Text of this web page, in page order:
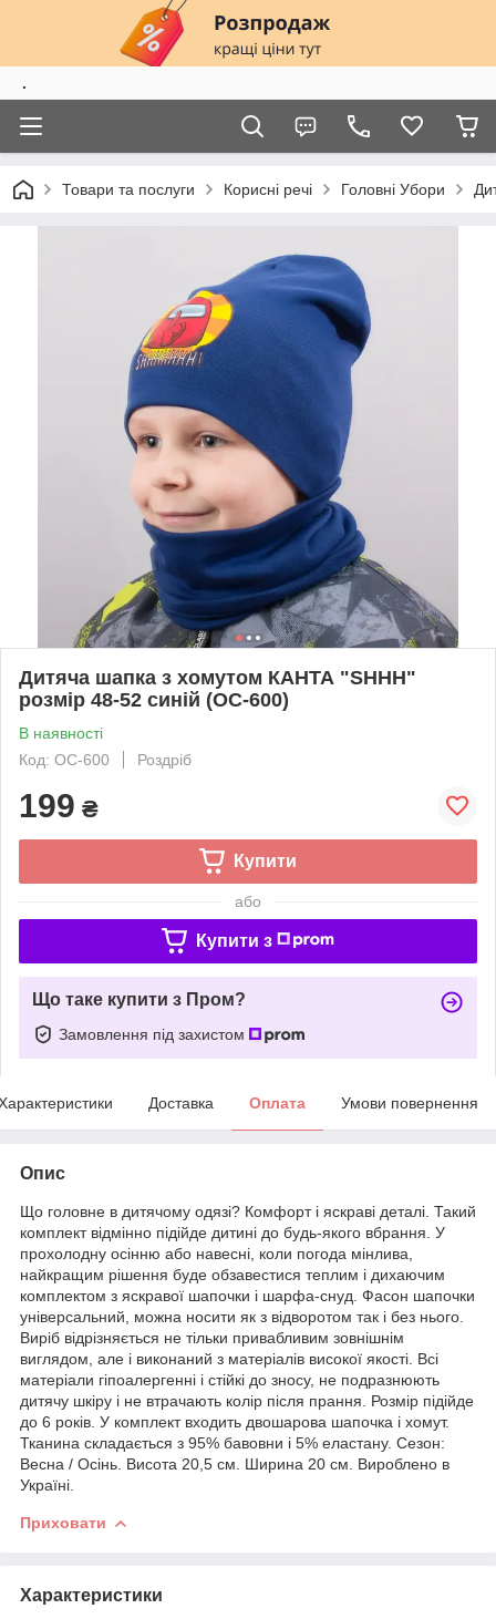
.
Товари та послуги Корисні речі Головні Убори
Дитяча шапка з хомутом КАНТА "SHHH"
розмір 48-52 синій (OC-600)
В наявності
Код: OC-600
Роздріб
199 ₴
Купити
або
Купити з
Що таке купити з Пром?
Замовлення під захистом
Доставка Оплата Умови повернення
Опис
Що головне в дитячому одязі? Комфорт і яскраві деталі. Такий
комплект відмінно підійде дитині до будь-якого вбрання. У
прохолодну осінню або навесні, коли погода мінлива,
найкращим рішення буде обзавестися теплим і дихаючим
комплектом з яскравої шапочки і шарфа-снуд. Фасон шапочки
універсальний, можна носити як з відворотом так і без нього.
Виріб відрізняється не тільки привабливим зовнішнім
виглядом, але і виконаний з матеріалів високої якості. Всі
матеріали гіпоалергенні і стійкі до зносу, не подразнюють
дитячу шкіру і не втрачають колір після прання. Розмір підійде
до 6 років. У комплект входить двошарова шапочка і хомут.
Тканина складається з 95% бавовни і 5% еластану. Сезон:
Весна / Осінь. Висота 20,5 см. Ширина 20 см. Вироблено в
Україні.
Приховати
Характеристики